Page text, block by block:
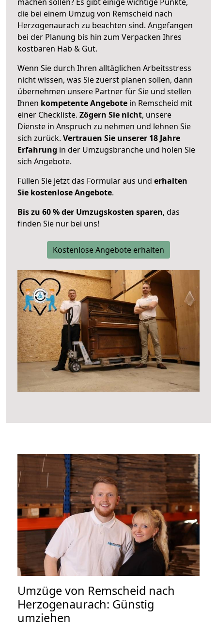
die bei einem Umzug von Remscheid nach
Herzogenaurach zu beachten sind. Angefangen
bei der Planung bis hin zum Verpacken Ihres
kostbaren Hab & Gut.
Wenn Sie durch Ihren alltäglichen Arbeitsstress
nicht wissen, was Sie zuerst planen sollen, dann
übernehmen unsere Partner für Sie und stellen
Ihnen kompetente Angebote in Remscheid mit
einer Checkliste. Zögern Sie nicht, unsere
Dienste in Anspruch zu nehmen und lehnen Sie
sich zurück. Vertrauen Sie unserer 18 Jahre
Erfahrung in der Umzugsbranche und holen Sie
sich Angebote.
Füllen Sie jetzt das Formular aus und erhalten
Sie kostenlose Angebote.
Bis zu 60 % der Umzugskosten sparen, das
finden Sie nur bei uns!
Kostenlose Angebote erhalten
Umzüge von Remscheid nach
Herzogenaurach: Günstig
umziehen